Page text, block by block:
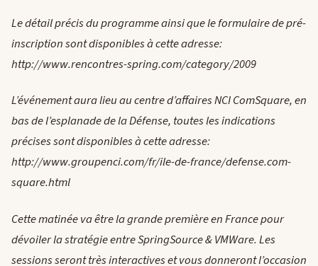
Le détail précis du programme ainsi que le formulaire de pré-
inscription sont disponibles à cette adresse:
http://www.rencontres-spring.com/category/2009
L’événement aura lieu au centre d’affaires NCI ComSquare, en
bas de l’esplanade de la Défense, toutes les indications
précises sont disponibles à cette adresse:
http://www.groupenci.com/fr/ile-de-france/defense.com-
square.html
Cette matinée va être la grande première en France pour
dévoiler la stratégie entre SpringSource & VMWare. Les
sessions seront très interactives et vous donneront l’occasion